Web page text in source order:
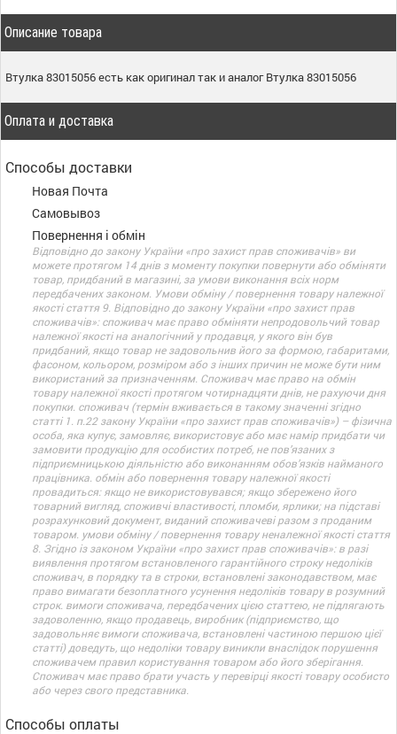
Описание товара
Втулка 83015056 есть как оригинал так и аналог Втулка 83015056
Оплата и доставка
Способы доставки
Новая Почта
Самовывоз
Повернення і обмін
Відповідно до закону України «про захист прав споживачів» ви
можете протягом 14 днів з моменту покупки повернути або обміняти
товар, придбаний в магазині, за умови виконання всіх норм
передбачених законом. Умови обміну / повернення товару належної
якості стаття 9. Відповідно до закону України «про захист прав
споживачів»: споживач має право обміняти непродовольчий товар
належної якості на аналогічний у продавця, у якого він був
придбаний, якщо товар не задовольнив його за формою, габаритами,
фасоном, кольором, розміром або з інших причин не може бути ним
використаний за призначенням. Споживач має право на обмін
товару належної якості протягом чотирнадцяти днів, не рахуючи дня
покупки. споживач (термін вживається в такому значенні згідно
статті 1. п.22 закону України «про захист прав споживачів») – фізична
особа, яка купує, замовляє, використовує або має намір придбати чи
замовити продукцію для особистих потреб, не пов’язаних з
підприємницькою діяльністю або виконанням обов’язків найманого
працівника. обмін або повернення товару належної якості
провадиться: якщо не використовувався; якщо збережено його
товарний вигляд, споживчі властивості, пломби, ярлики; на підставі
розрахунковий документ, виданий споживачеві разом з проданим
товаром. умови обміну / повернення товару неналежної якості стаття
8. Згідно із законом України «про захист прав споживачів»: в разі
виявлення протягом встановленого гарантійного строку недоліків
споживач, в порядку та в строки, встановлені законодавством, має
право вимагати безоплатного усунення недоліків товару в розумний
строк. вимоги споживача, передбачених цією статтею, не підлягають
задоволенню, якщо продавець, виробник (підприємство, що
задовольняє вимоги споживача, встановлені частиною першою цієї
статті) доведуть, що недоліки товару виникли внаслідок порушення
споживачем правил користування товаром або його зберігання.
Споживач має право брати участь у перевірці якості товару особисто
або через свого представника.
Способы оплаты